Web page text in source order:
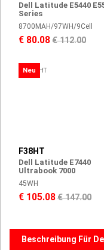
Dell Latitude E5440
Series
8700MAH/97WH/9Cell
€ 80.08€ 112.00
Neu
F38HT
Dell Latitude E7440
Ultrabook 7000
45WH
€ 105.08€ 147.00
Beschreibung Für